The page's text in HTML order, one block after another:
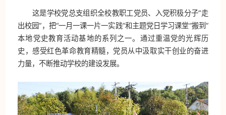
这是学校党总支组织全校教职工党员、入党积极分子“走
出校园”，把“一月一课一片一实践”和主题党日学习课堂“搬到”
本地党史教育活动基地的系列之一。通过重温党的光辉历
史，感受红色革命教育精髓，党员从中汲取实干创业的奋进
力量，不断推动学校的建设发展。